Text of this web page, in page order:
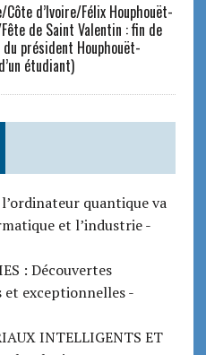
d’Ivoire/Félix Houphouët-
de Saint Valentin : fin de
du président Houphouët-
étudiant)
quantique va
et l’industrie-
: Découvertes
exceptionnelles-
INTELLIGENTS ET